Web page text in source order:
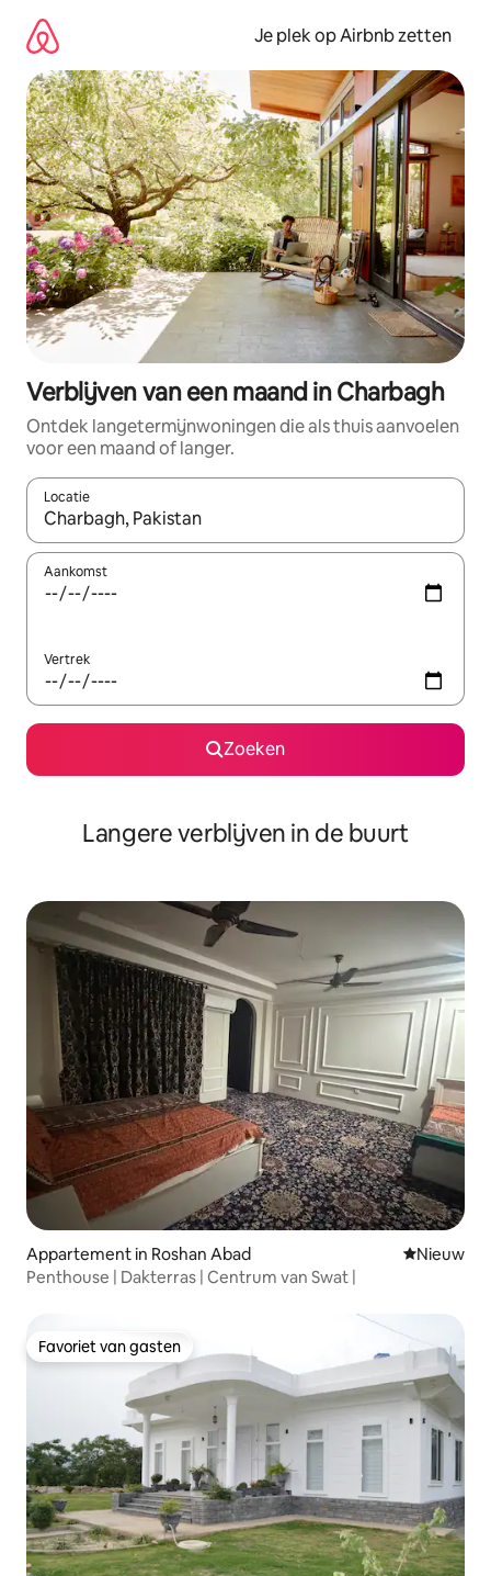
direct
naar
inhoud
Je plek op Airbnb zetten
Verblijven van een maand in Charbagh
Ontdek langetermijnwoningen die als thuis aanvoelen
voor een maand of langer.
Locatie
Wanneer er resultaten beschikbaar zijn, maak je een keuze
Aankomst
Vertrek
Zoeken
Langere verblijven in de buurt
Appartement in Roshan Abad Nieuwe
Nieuw
Penthouse | Dakterras | Centrum van Swat |
Favoriet van gasten
Favoriet van gasten